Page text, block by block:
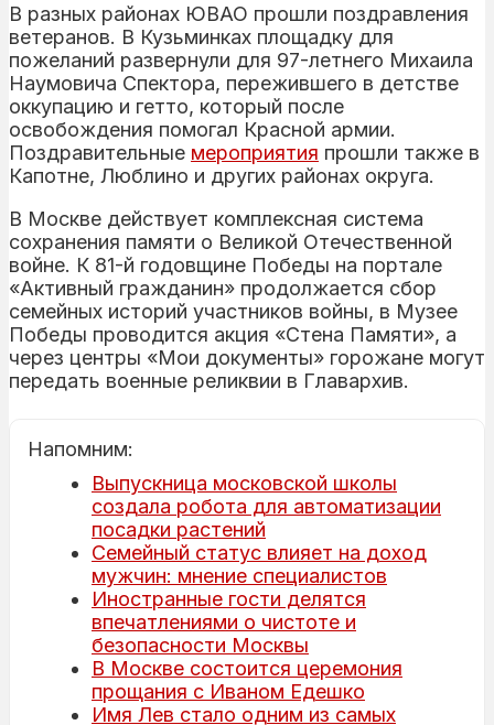
В разных районах ЮВАО прошли поздравления
ветеранов. В Кузьминках площадку для
пожеланий развернули для 97-летнего Михаила
Наумовича Спектора, пережившего в детстве
оккупацию и гетто, который после
освобождения помогал Красной армии.
Поздравительные мероприятия прошли также в
Капотне, Люблино и других районах округа.
В Москве действует комплексная система
сохранения памяти о Великой Отечественной
войне. К 81-й годовщине Победы на портале
«Активный гражданин» продолжается сбор
семейных историй участников войны, в Музее
Победы проводится акция «Стена Памяти», а
через центры «Мои документы» горожане могут
передать военные реликвии в Главархив.
Напомним:
Выпускница московской школы
создала робота для автоматизации
посадки растений
Семейный статус влияет на доход
мужчин: мнение специалистов
Иностранные гости делятся
впечатлениями о чистоте и
безопасности Москвы
В Москве состоится церемония
прощания с Иваном Едешко
Имя Лев стало одним из самых